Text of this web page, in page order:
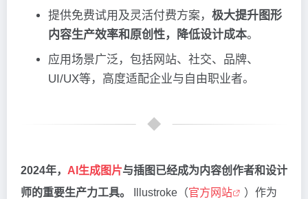
提供免费试用及灵活付费方案， 极大提升图形
内容生产效率和原创性，降低设计成本。
应用场景广泛，包括网站、社交、品牌、
UI/UX等，高度适配企业与自由职业者。
2024年， AI生成图片与插图已经成为内容创作者和设计
师的重要生产力工具。
Illustroke（官方网站
）作为